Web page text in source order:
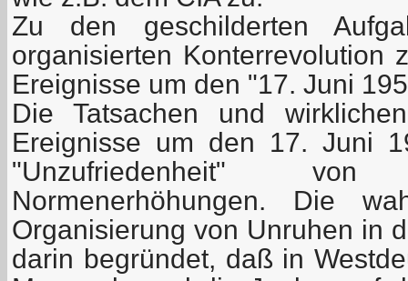
Zu den geschilderten
organisierten Konterrevolution
Ereignisse um den "17. Juni
Die Tatsachen und
Ereignisse um den 17. Juni
"Unzufriedenheit"
Normenerhöhungen. Die
Organisierung von Unruhen in
darin begründet, daß in